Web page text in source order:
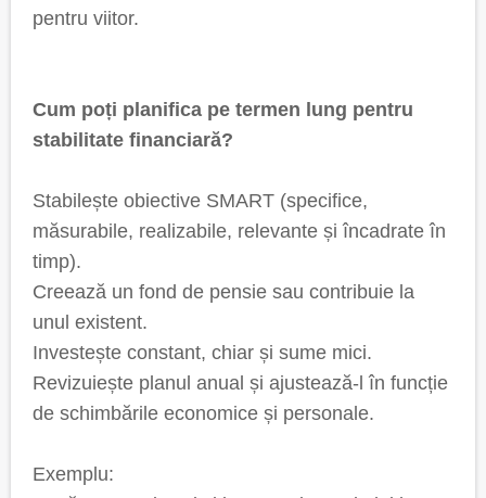
pentru viitor.
Cum poți planifica pe termen lung pentru
stabilitate financiară?
Stabilește obiective SMART (specifice,
măsurabile, realizabile, relevante și încadrate în
timp).
Creează un fond de pensie sau contribuie la
unul existent.
Investește constant, chiar și sume mici.
Revizuiește planul anual și ajustează-l în funcție
de schimbările economice și personale.
Exemplu: